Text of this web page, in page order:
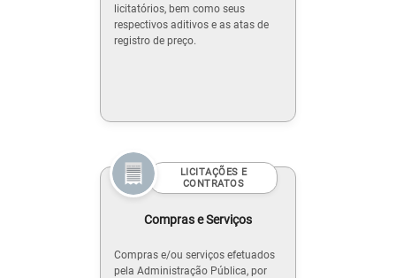
licitatórios, bem como seus
respectivos aditivos e as atas de
registro de preço.
LICITAÇÕES E
CONTRATOS
Compras e Serviços
Compras e/ou serviços efetuados
pela Administração Pública, por